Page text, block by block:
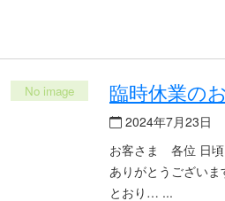
臨時休業の
2024年7月23日
お客さま 各位 日頃
ありがとうござい
とおり…